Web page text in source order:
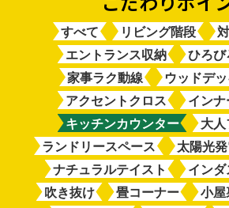
すべて リビング階段
エントランス収納
ひろび
家事ラク動線
ウッドデ
アクセントクロス
イン
キッチンカウンター
大人
ランドリースペース
太陽光
ナチュラルテイスト
イン
吹き抜け
畳コーナー 小屋